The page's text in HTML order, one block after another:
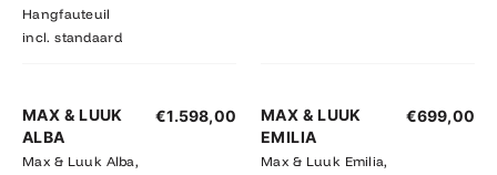
Hangfauteuil
incl. standaard
MAX & LUUK
ALBA
Max & Luuk Alba,
€1.598,00
MAX & LUUK
EMILIA
Max & Luuk Emilia,
€699,00